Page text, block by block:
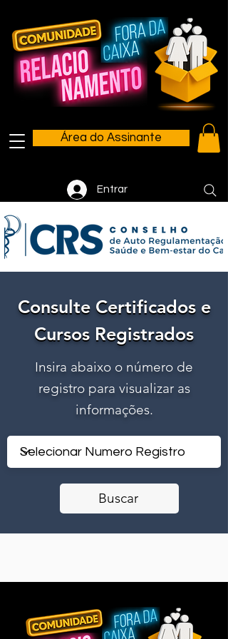
Área do Assinante
Entrar
Consulte Certificados e
Cursos Registrados
Consulte Certificados e
Cursos Registrados
Insira abaixo o número de
registro para visualizar as
informações.
Buscar